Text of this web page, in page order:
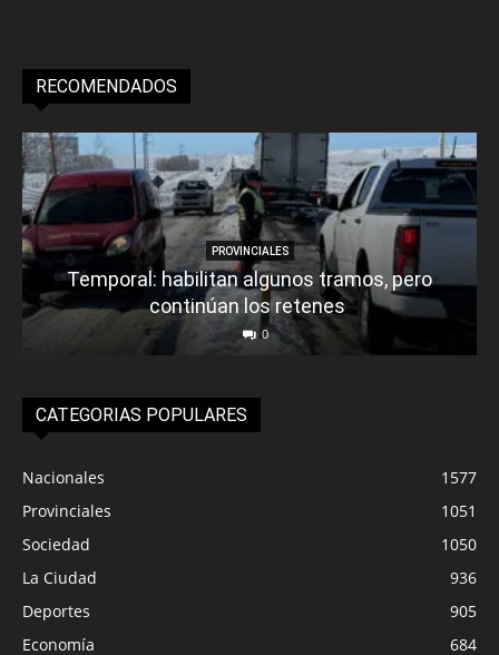
RECOMENDADOS
PROVINCIALES
Temporal: habilitan algunos tramos, pero
continúan los retenes
0
CATEGORIAS POPULARES
Nacionales
1577
Provinciales
1051
Sociedad
1050
La Ciudad
936
Deportes
905
Economía
684